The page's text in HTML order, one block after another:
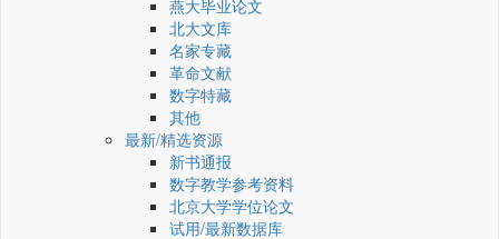
燕大毕业论文
北大文库
名家专藏
革命文献
数字特藏
其他
最新/精选资源
新书通报
数字教学参考资料
北京大学学位论文
试用/最新数据库